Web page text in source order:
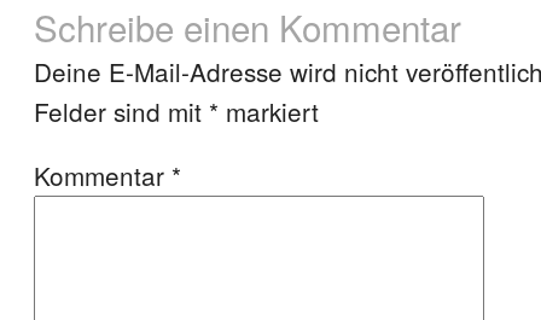
Schreibe einen Kommentar
Deine E-Mail-Adresse wird nicht
Felder sind mit * markiert
Kommentar *